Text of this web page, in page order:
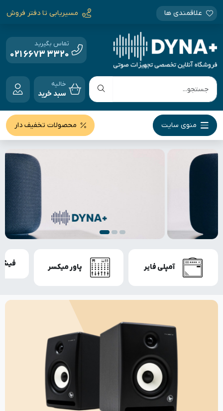
علاقمندی ها مسیریابی تا دفتر فروش
تماس بگیرید
021 6673 3320
خالیه
سبد خرید
منوی سایت محصولات تخفیف دار
آمپلی فایر پاور میکسر فیش